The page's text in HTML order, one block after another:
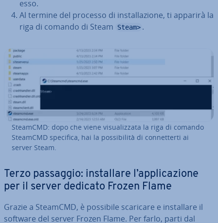
esso.
Al termine del processo di in­stal­la­zio­ne, ti apparirà la
riga di comando di Steam
Steam> .
SteamCMD: dopo che viene vi­sua­liz­za­ta la riga di comando
SteamCMD specifica, hai la pos­si­bi­li­tà di con­net­ter­ti ai
server Steam.
Terzo passaggio: in­stal­la­re l’ap­pli­ca­zio­ne
per il server dedicato Frozen Flame
Grazie a SteamCMD, è possibile scaricare e in­stal­la­re il
software del server Frozen Flame. Per farlo, parti dal